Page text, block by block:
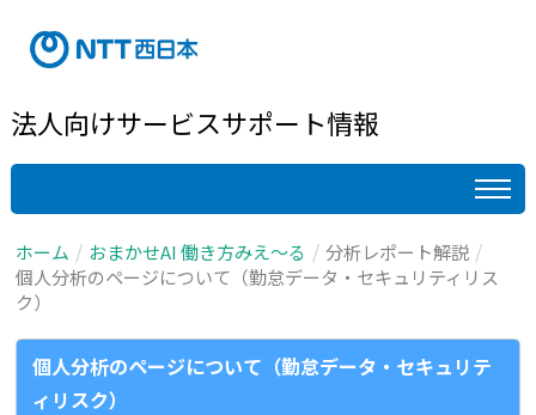
法人向けサービスサポート情報
ホーム おまかせAI 働き方みえ～る
分析レポート解説
個人分析のページについて（勤怠データ・セキュリティリス
ク）
個人分析のページについて（勤怠データ・セキュリテ
ィリスク）